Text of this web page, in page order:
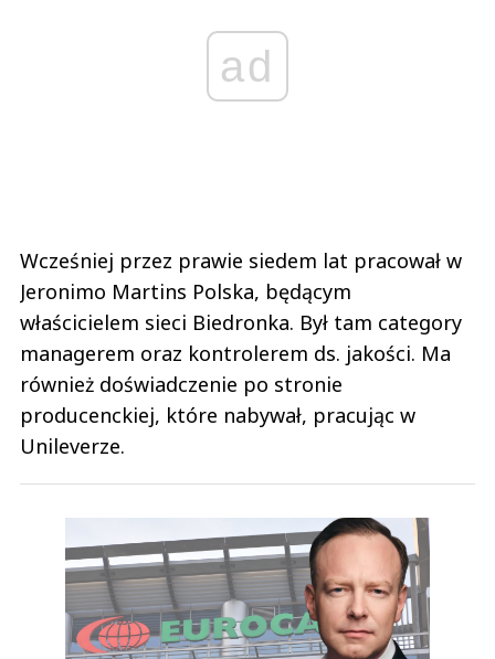
ad
Wcześniej przez prawie siedem lat pracował w
Jeronimo Martins Polska, będącym
właścicielem sieci Biedronka. Był tam category
managerem oraz kontrolerem ds. jakości. Ma
również doświadczenie po stronie
producenckiej, które nabywał, pracując w
Unileverze.